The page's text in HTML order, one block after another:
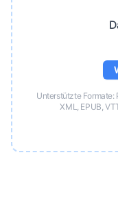
Unterstützte Formate:
XML, EPUB,